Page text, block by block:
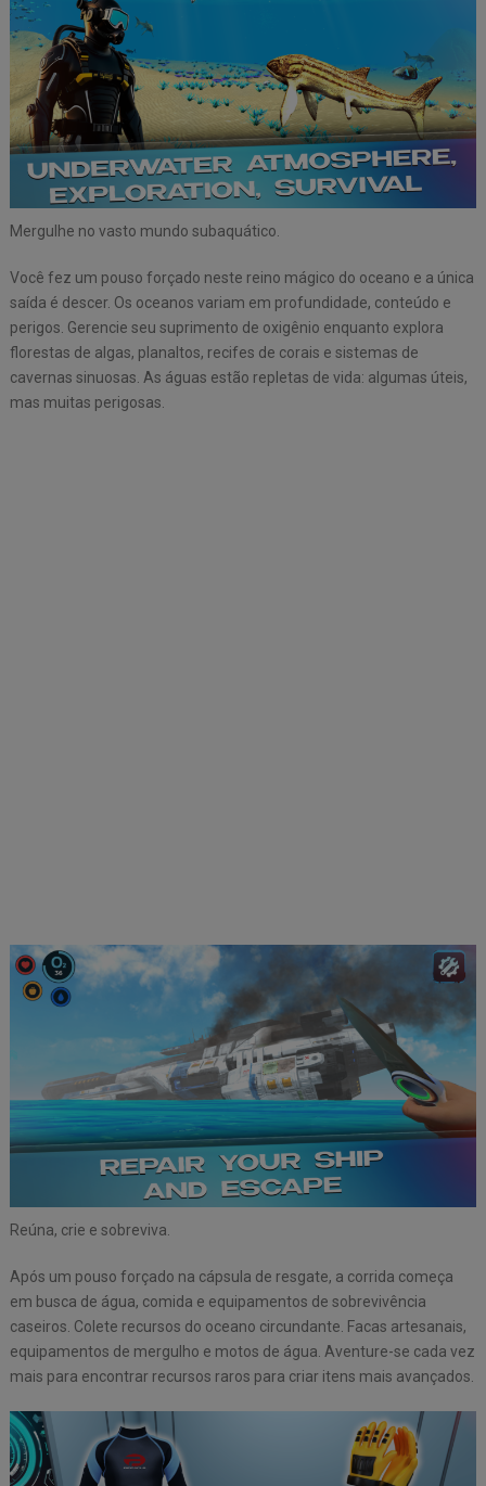
Mergulhe no vasto mundo subaquático.
Você fez um pouso forçado neste reino mágico do oceano e a única
saída é descer. Os oceanos variam em profundidade, conteúdo e
perigos. Gerencie seu suprimento de oxigênio enquanto explora
florestas de algas, planaltos, recifes de corais e sistemas de
cavernas sinuosas. As águas estão repletas de vida: algumas úteis,
mas muitas perigosas.
Reúna, crie e sobreviva.
Após um pouso forçado na cápsula de resgate, a corrida começa
em busca de água, comida e equipamentos de sobrevivência
caseiros. Colete recursos do oceano circundante. Facas artesanais,
equipamentos de mergulho e motos de água. Aventure-se cada vez
mais para encontrar recursos raros para criar itens mais avançados.